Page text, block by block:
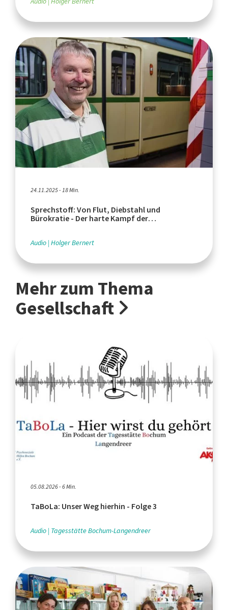
24.11.2025 - 18 Min.
Sprechstoff: Von Flut, Diebstahl und
Bürokratie - Der harte Kampf der
Audio Holger Bernert
Mehr zum Thema
Gesellschaft
05.08.2026 - 6 Min.
TaBoLa: Unser Weg hierhin - Folge 3
Audio Tagesstätte Bochum-Langendreer